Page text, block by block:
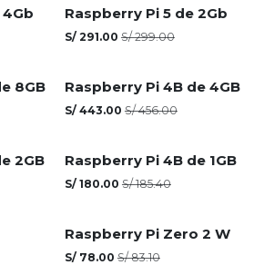
Agotado
Raspberry Pi 5 de 2Gb
S/ 291.00 S/299.00
8GB Raspberry Pi 4B de 4GB
S/ 443.00 S/456.00
2GB Raspberry Pi 4B de 1GB
S/ 180.00 S/185.40
Raspberry Pi Zero 2 W
S/ 78.00 S/83.10